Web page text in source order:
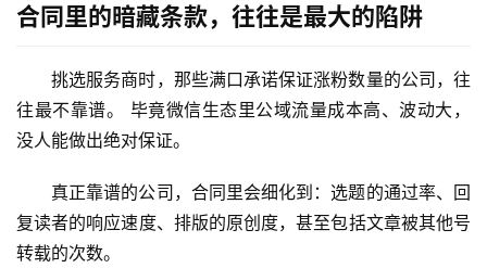
小
发
开
发
合同里的暗藏条款，往往是最大的陷阱
挑选服务商时，那些满口承诺保证涨粉数量的公司，往
往最不靠谱。 毕竟微信生态里公域流量成本高、波动大，
没人能做出绝对保证。
真正靠谱的公司，合同里会细化到：选题的通过率、回
复读者的响应速度、排版的原创度，甚至包括文章被其他号
转载的次数。